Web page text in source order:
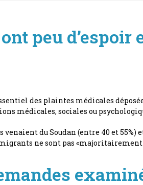
peu d’espoir
des plaintes médicales
médicales, sociales ou
du Soudan (entre 40 et
ne sont pas